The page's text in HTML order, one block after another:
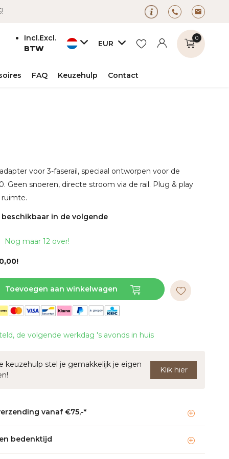
Incl.Excl.
BTW
EUR
0
FAQ Keuzehulp Contact
voor 3-faserail, speciaal ontworpen voor de
Geen snoeren, directe stroom via de rail. Plug & play
in de volgende
Nog maar 12 over!
Toevoegen aan winkelwagen
de volgende werkdag 's avonds in huis
keuzehulp stel je gemakkelijk je eigen
Klik hier
vanaf €75,-*
bedenktijd